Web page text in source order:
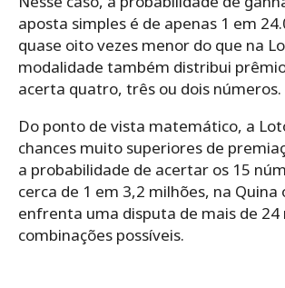
aposta simples é de apenas 1 em
quase oito vezes menor do que na
modalidade também distribui
acerta quatro, três ou dois números.
Do ponto de vista matemático, a
chances muito superiores de
a probabilidade de acertar os 15
cerca de 1 em 3,2 milhões, na
enfrenta uma disputa de mais de 24
combinações possíveis.